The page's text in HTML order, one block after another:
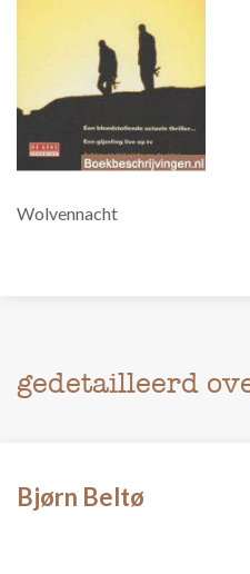
Wolvennacht
gedetailleerd
Bjørn Beltø